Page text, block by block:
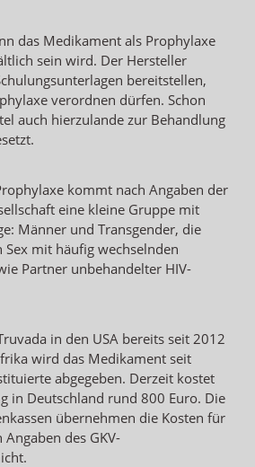
das Medikament als Prophylaxe
sein wird. Der Hersteller
bereitstellen,
verordnen dürfen. Schon
auch hierzulande zur Behandlung
kommt nach Angaben der
eine kleine Gruppe mit
Männer und Transgender, die
Sex mit häufig wechselnden
Partner unbehandelter HIV-
in den USA bereits seit 2012
wird das Medikament seit
abgegeben. Derzeit kostet
in Deutschland rund 800 Euro. Die
übernehmen die Kosten für
des GKV-